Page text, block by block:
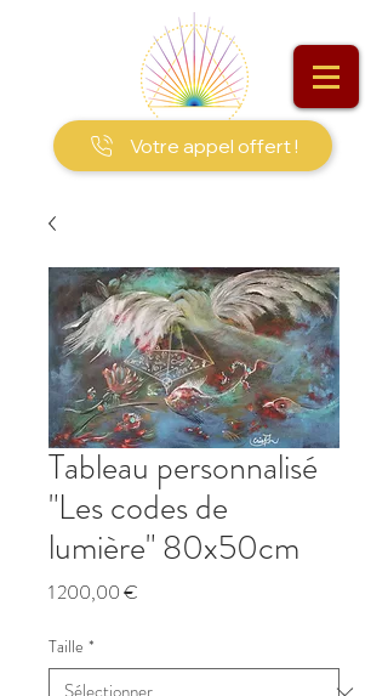
Votre appel offert !
Tableau personnalisé
"Les codes de
lumière" 80x50cm
1 200,00 €
Taille *